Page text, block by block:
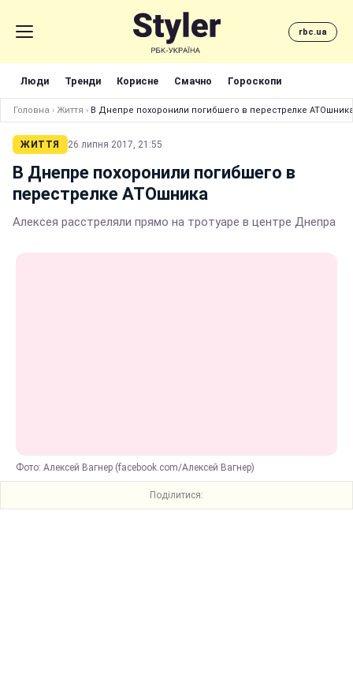
rbc.ua
Люди Тренди Корисне Смачно Гороскопи
Головна › Життя › В Днепре похоронили погибшего в перестрелке
ЖИТТЯ 26 липня 2017, 21:55
В Днепре похоронили погибшего в
перестрелке АТОшника
Алексея расстреляли прямо на тротуаре в центре Днепра
Фото: Алексей Вагнер (facebook.com/Алексей Вагнер)
Поділитися: